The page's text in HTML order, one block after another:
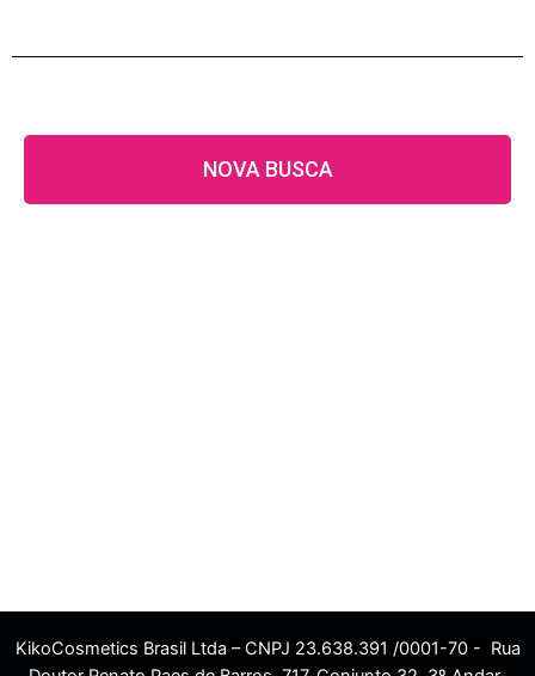
NOVA BUSCA
KikoCosmetics Brasil Ltda – CNPJ 23.638.391 /0001-70 - Rua